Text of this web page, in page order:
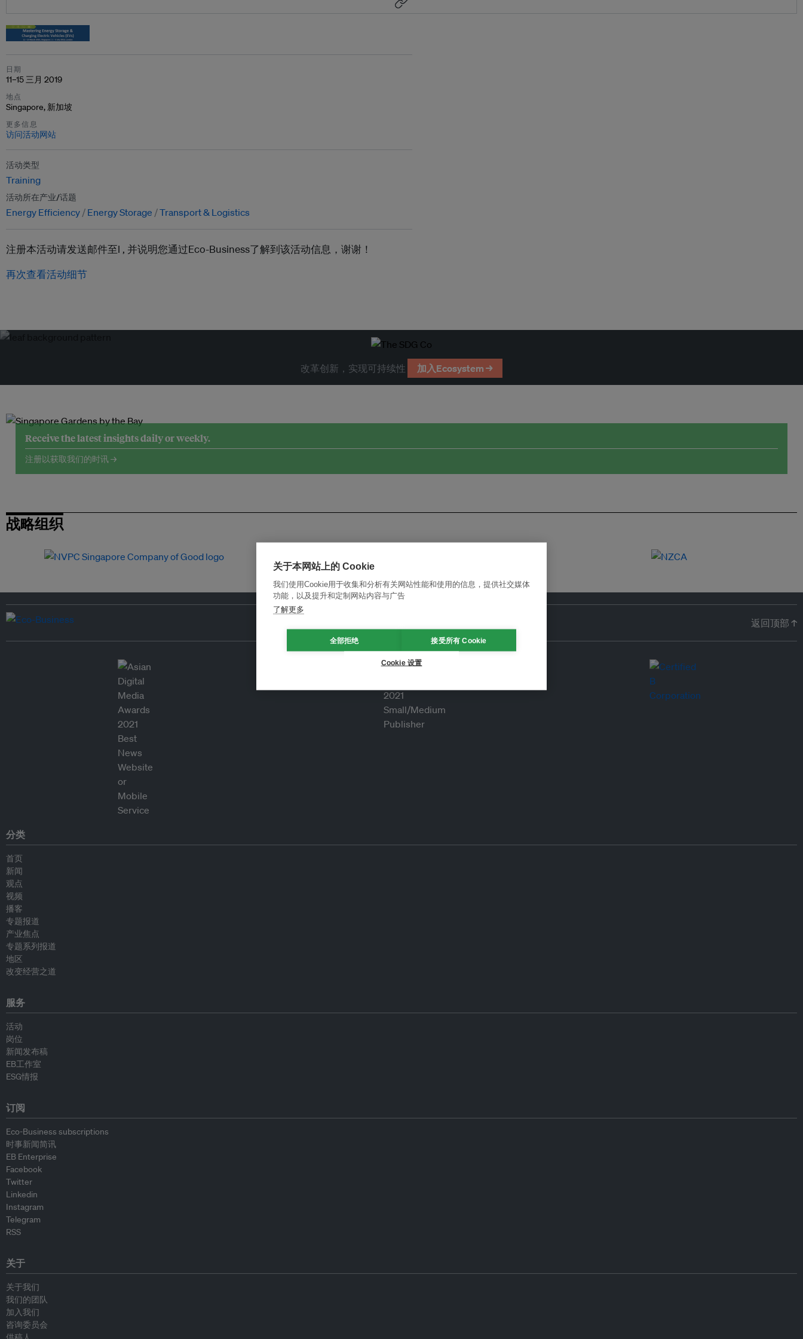
日期
11–15 三月 2019
地点
Singapore, 新加坡
更多信息
访问活动网站
活动类型
Training
活动所在产业/话题
Energy Efficiency Energy Storage Transport & Logistics
注册本活动请发送邮件至l , 并说明您通过Eco-Business了解到该活动信息，谢谢！
再次查看活动细节
改革创新，实现可持续性 加入Ecosystem →
Receive the latest insights daily or weekly.
注册以获取我们的时讯 →
战略组织
返回顶部 ↑
分类
首页
新闻
观点
视频
播客
专题报道
产业焦点
专题系列报道
地区
改变经营之道
服务
活动
岗位
新闻发布稿
EB工作室
ESG情报
订阅
Eco-Business subscriptions
时事新闻简讯
EB Enterprise
Facebook
Twitter
Linkedin
Instagram
Telegram
RSS
关于
关于我们
我们的团队
加入我们
咨询委员会
关于本网站上的 Cookie
我们使用Cookie用于收集和分析有关网站性能和使用的信息，提供社交媒体
功能，以及提升和定制网站内容与广告
了解更多
全部拒绝 接受所有 Cookie
Cookie 设置